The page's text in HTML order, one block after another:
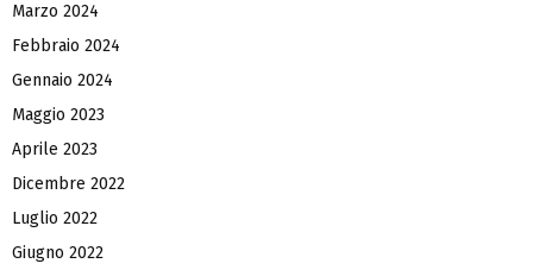
Marzo 2024
Febbraio 2024
Gennaio 2024
Maggio 2023
Aprile 2023
Dicembre 2022
Luglio 2022
Giugno 2022